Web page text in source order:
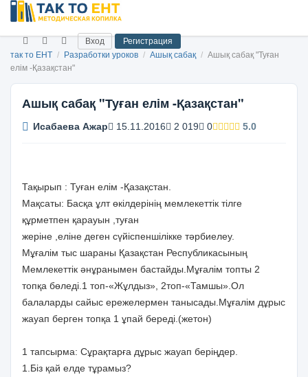
Вход
Регистрация
так то ЕНТ / Разработки уроков / Ашық сабақ / Ашық сабақ "Туған
елім -Қазақстан"
Ашық сабақ "Туған елім -Қазақстан"
Исабаева Ажар 15.11.2016 2 019 0 5.0
Тақырып : Туған елім -Қазақстан.
Мақсаты: Басқа ұлт өкілдерінің мемлекеттік тілге
құрметпен қарауын ,туған
жеріне ,еліне деген сүйіспеншілікке тәрбиелеу.
Мұғалім тыс шараны Қазақстан Республикасының
Мемлекеттік әнұранымен бастайды.Мұғалім топты 2
топқа бөледі.1 топ-«Жұлдыз», 2топ-«Тамшы».Ол
балаларды сайыс ережелермен танысады.Мұғалім дұрыс
жауап берген топқа 1 ұпай береді.(жетон)
1 тапсырма: Сұрақтарға дұрыс жауап беріңдер.
1.Біз қай елде тұрамыз?